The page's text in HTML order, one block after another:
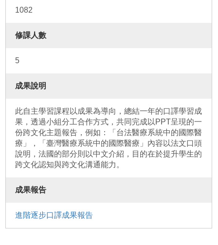
1082
修課人數
5
成果說明
此自主學習課程以成果為導向，總結一年的口譯學習成
果，透過小組分工合作方式，共同完成以PPT呈現的一
份跨文化主題報告，例如：「台法醫療系統中的國際醫
療」，「臺灣醫療系統中的國際醫療」內容以法文口頭
說明，法國的部分則以中文介紹，目的在於提升學生的
跨文化認知與跨文化溝通能力。
成果報告
進階逐步口譯成果報告